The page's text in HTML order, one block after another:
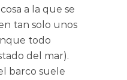
a la que se
tan solo unos
todo
del mar).
barco suele